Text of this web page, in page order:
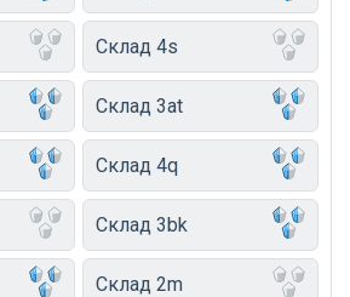
Склад 4s
Склад 3at
Склад 4q
Склад 3bk
Склад 2m